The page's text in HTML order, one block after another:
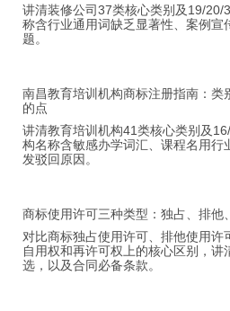
讲清装修公司37类核心类别及19/20/
称含行业通用词缺乏显著性、案例宣
题。
南昌教育培训机构商标注册指南：类
的点
讲清教育培训机构41类核心类别及
构名称含敏感办学词汇、课程名用行
发驳回原因。
商标使用许可三种类型：独占、排他
对比商标独占使用许可、排他使用许
自用权和再许可权上的核心区别，讲
选，以及合同必备条款。